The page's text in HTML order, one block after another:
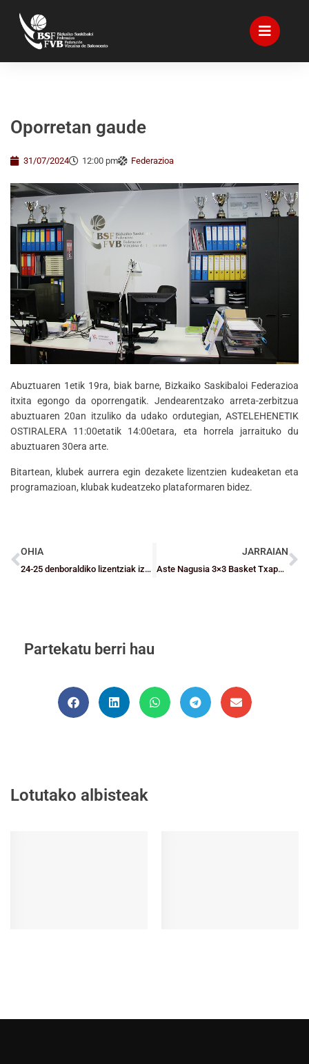
Oporretan gaude
31/07/2024 12:00 pm Federazioa
Abuztuaren 1etik 19ra, biak barne, Bizkaiko Saskibaloi Federazioa
itxita egongo da oporrengatik. Jendearentzako arreta-zerbitzua
abuztuaren 20an itzuliko da udako ordutegian, ASTELEHENETIK
OSTIRALERA 11:00etatik 14:00etara, eta horrela jarraituko du
abuztuaren 30era arte.
Bitartean, klubek aurrera egin dezakete lizentzien kudeaketan eta
programazioan, klubak kudeatzeko plataformaren bidez.
OHIA
24-25 denboraldiko lizentziak izapidetzea
JARRAIAN
Aste Nagusia 3×3 Basket Txapelketa – Ordutegiak
Partekatu berri hau
Lotutako albisteak